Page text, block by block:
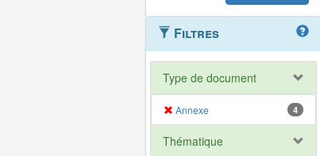
Filtres
Type de document
Annexe 4
Thématique